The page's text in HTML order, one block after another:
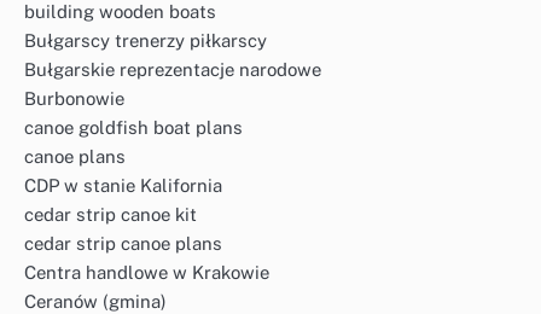
building wooden boats
Bułgarscy trenerzy piłkarscy
Bułgarskie reprezentacje narodowe
Burbonowie
canoe goldfish boat plans
canoe plans
CDP w stanie Kalifornia
cedar strip canoe kit
cedar strip canoe plans
Centra handlowe w Krakowie
Ceranów (gmina)